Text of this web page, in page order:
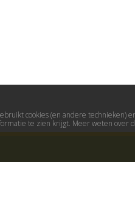
cookies (en andere technieken)
te zien krijgt. Meer weten over